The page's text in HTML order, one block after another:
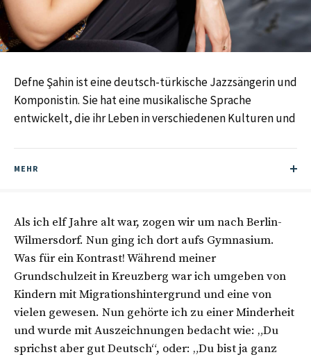
Defne Şahin ist eine deutsch-türkische Jazzsängerin und
Komponistin. Sie hat eine musikalische Sprache
entwickelt, die ihr Leben in verschiedenen Kulturen und
Barcelona und Salvador da Bahia. Ihre Auftritte führten
Israel und in die Türkei. Sie wurde mit dem
Jazzstipendium des Berliner Senats, als Teilnehmerin
des Popcamps des Deutschen Musikrats und als Elsa-
Neumann-Stipendiatin ausgezeichnet und war mehrere
Monate lang Artist in Residence in der Kulturakademie
Tarabya. Şahin lebt in Berlin, wo sie als Dozentin für
Jazzgesang an der Universität der Künste lehrt.
MEHR
Als ich elf Jahre alt war, zogen wir um nach Berlin-
Wilmersdorf. Nun ging ich dort aufs Gymnasium.
Was für ein Kontrast! Während meiner
Grundschulzeit in Kreuzberg war ich umgeben von
Kindern mit Migrationshintergrund und eine von
vielen gewesen. Nun gehörte ich zu einer Minderheit
und wurde mit Auszeichnungen bedacht wie: „Du
sprichst aber gut Deutsch“, oder: „Du bist ja ganz